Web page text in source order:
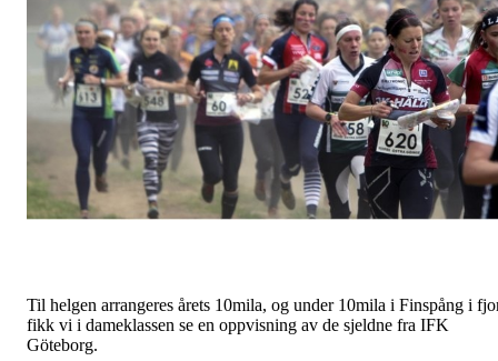
Til helgen arrangeres årets 10mila, og under 10mila i Finspång i
fikk vi i dameklassen se en oppvisning av de sjeldne fra IFK
Göteborg.